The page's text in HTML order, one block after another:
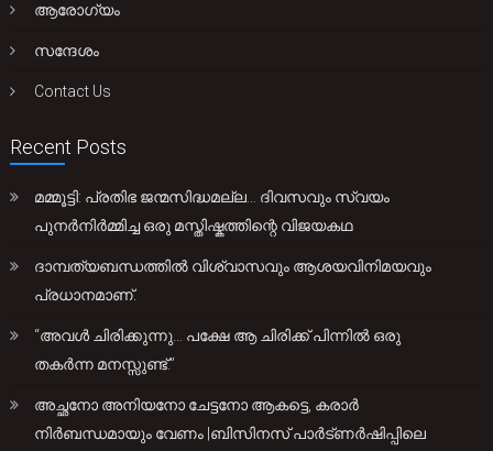
ആരോഗ്യം
സന്ദേശം
Contact Us
Recent Posts
മമ്മൂട്ടി: പ്രതിഭ ജന്മസിദ്ധമല്ല… ദിവസവും സ്വയം
പുനർനിർമ്മിച്ച ഒരു മസ്തിഷ്കത്തിന്റെ വിജയകഥ
ദാമ്പത്യബന്ധത്തിൽ വിശ്വാസവും ആശയവിനിമയവും
പ്രധാനമാണ്.
“അവൾ ചിരിക്കുന്നു… പക്ഷേ ആ ചിരിക്ക് പിന്നിൽ ഒരു
തകർന്ന മനസ്സുണ്ട്.”
അച്ഛനോ അനിയനോ ചേട്ടനോ ആകട്ടെ, കരാർ
നിർബന്ധമായും വേണം |ബിസിനസ് പാർട്ണർഷിപ്പിലെ